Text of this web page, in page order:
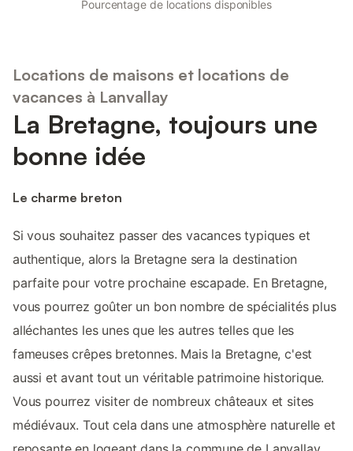
Pourcentage de locations disponibles
Locations de maisons et locations de
vacances à Lanvallay
La Bretagne, toujours une
bonne idée
Le charme breton
Si vous souhaitez passer des vacances typiques et
authentique, alors la Bretagne sera la destination
parfaite pour votre prochaine escapade. En Bretagne,
vous pourrez goûter un bon nombre de spécialités plus
alléchantes les unes que les autres telles que les
fameuses crêpes bretonnes. Mais la Bretagne, c'est
aussi et avant tout un véritable patrimoine historique.
Vous pourrez visiter de nombreux châteaux et sites
médiévaux. Tout cela dans une atmosphère naturelle et